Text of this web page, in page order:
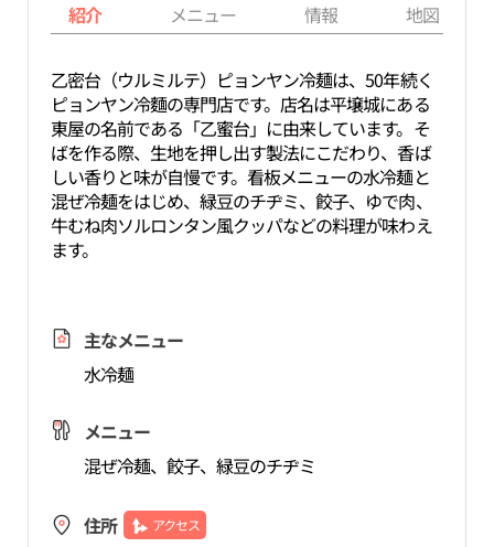
紹介 メニュー 情報 地図
乙密台（ウルミルテ）ピョンヤン冷麺は、50年続く
ピョンヤン冷麵の専門店です。店名は平壌城にある
東屋の名前である「乙蜜台」に由来しています。そ
ばを作る際、生地を押し出す製法にこだわり、香ば
しい香りと味が自慢です。看板メニューの水冷麺と
混ぜ冷麺をはじめ、緑豆のチヂミ、餃子、ゆで肉、
牛むね肉ソルロンタン風クッパなどの料理が味わえ
ます。
主なメニュー
水冷麺
メニュー
混ぜ冷麺、餃子、緑豆のチヂミ
住所 アクセス